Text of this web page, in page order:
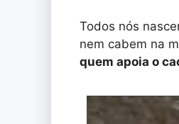
Todos nós
nem cabem na
quem apoia o